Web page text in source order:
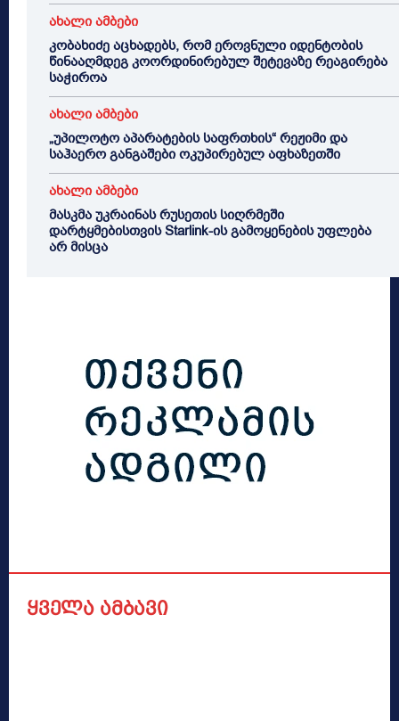
ახალი ამბები
კობახიძე აცხადებს, რომ ეროვნული იდენტობის
წინააღმდეგ კოორდინირებულ შეტევაზე რეაგირება
საჭიროა
ახალი ამბები
„უპილოტო აპარატების საფრთხის“ რეჟიმი და
საჰაერო განგაშები ოკუპირებულ აფხაზეთში
ახალი ამბები
მასკმა უკრაინას რუსეთის სიღრმეში
დარტყმებისთვის Starlink-ის გამოყენების უფლება
არ მისცა
ყველა ამბავი